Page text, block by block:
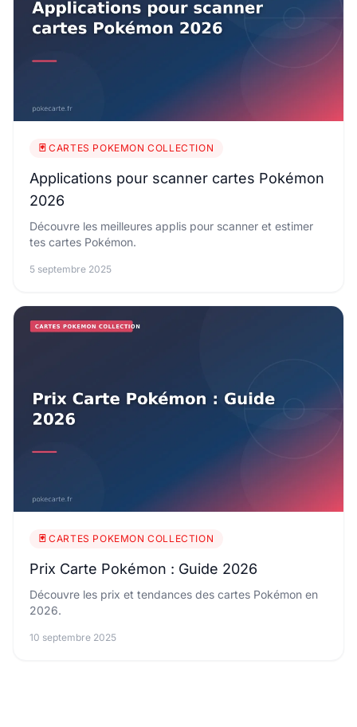
🃏 CARTES POKEMON COLLECTION
Applications pour scanner cartes Pokémon
2026
Découvre les meilleures applis pour scanner et estimer
tes cartes Pokémon.
5 septembre 2025
🃏 CARTES POKEMON COLLECTION
Prix Carte Pokémon : Guide 2026
Découvre les prix et tendances des cartes Pokémon en
2026.
10 septembre 2025